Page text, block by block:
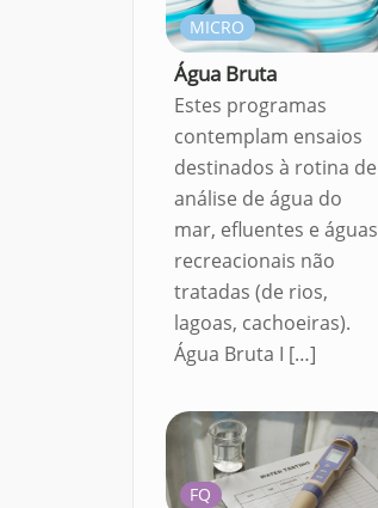
MICRO
Água Bruta
Estes programas
contemplam ensaios
destinados à rotina de
análise de água do
mar, efluentes e águas
recreacionais não
tratadas (de rios,
lagoas, cachoeiras).
Água Bruta I […]
FQ